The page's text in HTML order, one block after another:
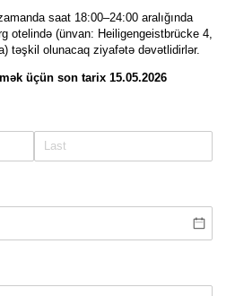
saat 18:00–24:00 aralığında
otelində (ünvan: Heiligengeistbrücke 4,
təşkil olunacaq ziyafətə dəvətlidirlər.
üçün son tarix 15.05.2026